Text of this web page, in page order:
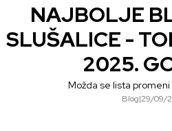
NAJBOLJE
SLUŠALICE -
2025.
Možda se lista
Blog|29/09/